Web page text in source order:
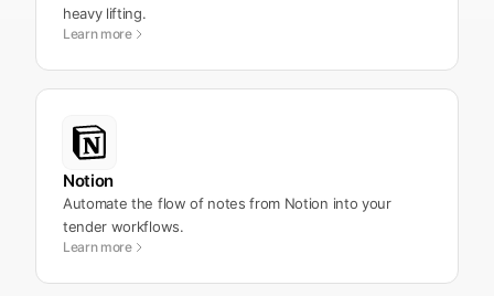
heavy lifting.
Learn more
Notion
Automate the flow of notes from Notion into your
tender workflows.
Learn more